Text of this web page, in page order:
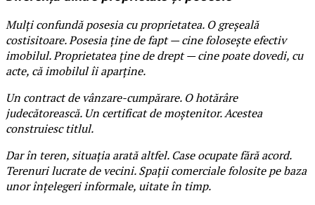
Mulți confundă posesia cu proprietatea. O greșeală
costisitoare. Posesia ține de fapt — cine folosește efectiv
imobilul. Proprietatea ține de drept — cine poate dovedi, cu
acte, că imobilul îi aparține.
Un contract de vânzare-cumpărare. O hotărâre
judecătorească. Un certificat de moștenitor. Acestea
construiesc titlul.
Dar în teren, situația arată altfel. Case ocupate fără acord.
Terenuri lucrate de vecini. Spații comerciale folosite pe baza
unor înțelegeri informale, uitate în timp.